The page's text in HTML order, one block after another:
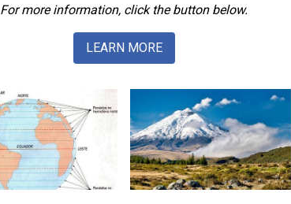
For more information, click the button below.
LEARN MORE